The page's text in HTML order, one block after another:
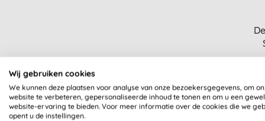
Wij gebruiken cookies
We kunnen deze plaatsen voor analyse van onze bezoekersgegevens, om
website te verbeteren, gepersonaliseerde inhoud te tonen en om u een
website-ervaring te bieden. Voor meer informatie over de cookies die we
opent u de instellingen.